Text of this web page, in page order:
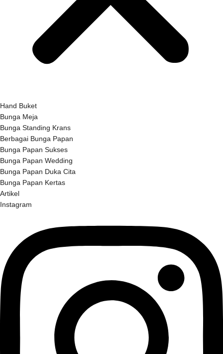
Hand Buket
Bunga Meja
Bunga Standing Krans
Berbagai Bunga Papan
Bunga Papan Sukses
Bunga Papan Wedding
Bunga Papan Duka Cita
Bunga Papan Kertas
Artikel
Instagram